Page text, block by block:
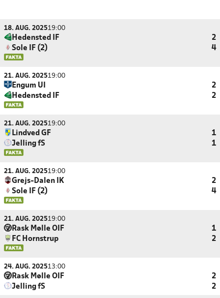
18. AUG. 202519:00
Hedensted IF
2
Sole IF (2)
4
21. AUG. 202519:00
Engum UI
2
Hedensted IF
2
21. AUG. 202519:00
Lindved GF
1
Jelling fS
1
21. AUG. 202519:00
Grejs-Dalen IK
2
Sole IF (2)
4
21. AUG. 202519:00
Rask Mølle OIF
1
FC Hornstrup
2
24. AUG. 202513:00
Rask Mølle OIF
2
Jelling fS
2